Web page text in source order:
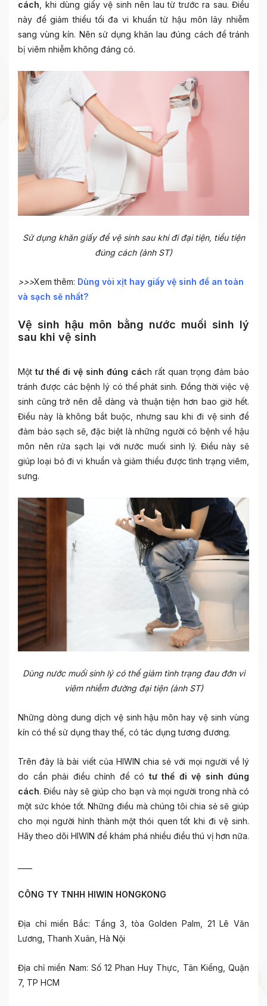
cách , khi dùng giấy vệ sinh nên lau từ trước ra sau. Điều
này để giảm thiểu tối đa vi khuẩn từ hậu môn lây nhiễm
sang vùng kín. Nên sử dụng khăn lau đúng cách để tránh
bị viêm nhiễm không đáng có.
Sử dụng khăn giấy để vệ sinh sau khi đi đại tiện, tiểu tiện
đúng cách (ảnh ST)
>>>Xem thêm: Dùng vòi xịt hay giấy vệ sinh để an toàn
và sạch sẽ nhất?
Vệ sinh hậu môn bằng nước muối sinh lý
sau khi vệ sinh
Một tư thế đi vệ sinh đúng cách rất quan trọng đảm bảo
tránh được các bệnh lý có thể phát sinh. Đồng thời việc vệ
sinh cũng trở nên dễ dàng và thuận tiện hơn bao giờ hết.
Điều này là không bắt buộc, nhưng sau khi đi vệ sinh để
đảm bảo sạch sẽ, đặc biệt là những người có bệnh về hậu
môn nên rửa sạch lại với nước muối sinh lý. Điều này sẽ
giúp loại bỏ đi vi khuẩn và giảm thiểu được tình trạng viêm,
sưng.
Dùng nước muối sinh lý có thể giảm tình trạng đau đớn vì
viêm nhiễm đường đại tiện (ảnh ST)
Những dòng dung dịch vệ sinh hậu môn hay vệ sinh vùng
kín có thể sử dụng thay thế, có tác dụng tương đương.
Trên đây là bài viết của HIWIN chia sẻ với mọi người về lý
do cần phải điều chỉnh để có tư thế đi vệ sinh đúng
cách. Điều này sẽ giúp cho bạn và mọi người trong nhà có
một sức khỏe tốt. Những điều mà chúng tôi chia sẻ sẽ giúp
cho mọi người hình thành một thói quen tốt khi đi vệ sinh.
Hãy theo dõi HIWIN để khám phá nhiều điều thú vị hơn nữa.
CÔNG TY TNHH HIWIN HONGKONG
Địa chỉ miền Bắc: Tầng 3, tòa Golden Palm, 21 Lê Văn
Lương, Thanh Xuân, Hà Nội
Địa chỉ miền Nam: Số 12 Phan Huy Thực, Tân Kiểng, Quận
7, TP HCM